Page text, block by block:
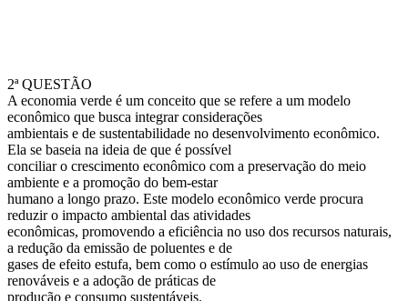
2ª QUESTÃO
A economia verde é um conceito que se refere a um modelo
econômico que busca integrar considerações
ambientais e de sustentabilidade no desenvolvimento econômico.
Ela se baseia na ideia de que é possível
conciliar o crescimento econômico com a preservação do meio
ambiente e a promoção do bem-estar
humano a longo prazo. Este modelo econômico verde procura
reduzir o impacto ambiental das atividades
econômicas, promovendo a eficiência no uso dos recursos naturais,
a redução da emissão de poluentes e de
gases de efeito estufa, bem como o estímulo ao uso de energias
renováveis e a adoção de práticas de
produção e consumo sustentáveis.